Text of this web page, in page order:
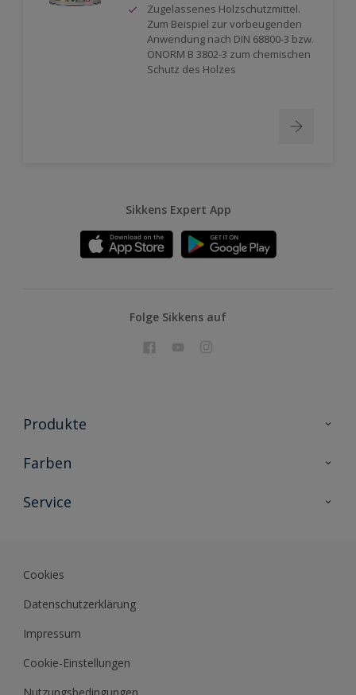
Zugelassenes Holzschutzmittel.
Zum Beispiel zur vorbeugenden
Anwendung nach DIN 68800-3 bzw.
ÖNORM B 3802-3 zum chemischen
Schutz des Holzes
Sikkens Expert App
Folge Sikkens auf
Produkte
Holzschutz
Metallschutz
Farben
Farbkollektionen
Farb-Tools
Service
Sikkens Akademie
Datenblätter
Cookies
Datenschutzerklärung
Impressum
Cookie-Einstellungen